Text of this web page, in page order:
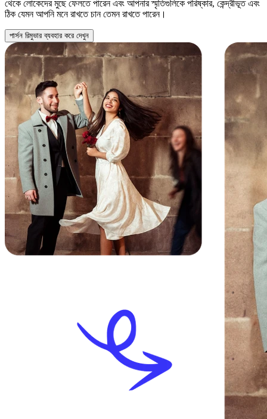
থেকে লোকেদের মুছে ফেলতে পারেন এবং আপনার স্মৃতিগুলিকে পরিষ্কার, কেন্দ্রীভূত এবং
ঠিক যেমন আপনি মনে রাখতে চান তেমন রাখতে পারেন।
পার্সন রিমুভার ব্যবহার করে দেখুন